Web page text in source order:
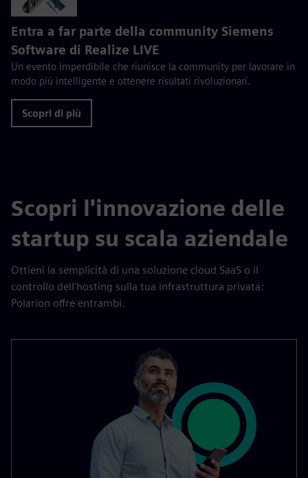
Entra a far parte della community Siemens
Software di Realize LIVE
Un evento imperdibile che riunisce la community per lavorare in
modo più intelligente e ottenere risultati rivoluzionari.
Scopri di più
Scopri l'innovazione delle
startup su scala aziendale
Ottieni la semplicità di una soluzione cloud SaaS o il
controllo dell'hosting sulla tua infrastruttura privata:
Polarion offre entrambi.